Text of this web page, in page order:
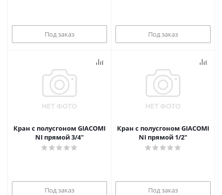
Под заказ Под заказ
Кран с полусгоном GIACOMI
NI прямой 3/4"
Под заказ
Кран с полусгоном GIACOMI
NI прямой 1/2"
Под заказ